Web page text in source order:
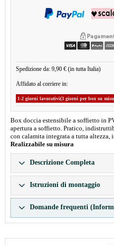
Spedizione da: 9,90 € (in tutta Italia)
Affidato al corriere in:
1-2 giorni lavorativi(3 giorni per box su
Box doccia estensibile a soffietto in
apertura a soffietto. Pratico,
con calamita integrata a tutta
Realizzabile su misura
Descrizione Completa
Istruzioni di montaggio
Domande frequenti